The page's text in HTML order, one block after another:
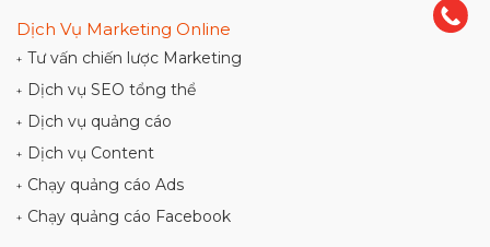
Dịch Vụ Marketing Online
+ Tư vấn chiến lược Marketing
+ Dịch vụ SEO tổng thể
+ Dịch vụ quảng cáo
+ Dịch vụ Content
+ Chạy quảng cáo Ads
+ Chạy quảng cáo Facebook